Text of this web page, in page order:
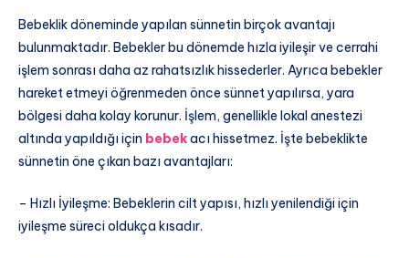
Bebeklik döneminde yapılan sünnetin birçok avantajı
bulunmaktadır. Bebekler bu dönemde hızla iyileşir ve cerrahi
işlem sonrası daha az rahatsızlık hissederler. Ayrıca bebekler
hareket etmeyi öğrenmeden önce sünnet yapılırsa, yara
bölgesi daha kolay korunur. İşlem, genellikle lokal anestezi
altında yapıldığı için bebekacı hissetmez. İşte bebeklikte
sünnetin öne çıkan bazı avantajları:
– Hızlı İyileşme: Bebeklerin cilt yapısı, hızlı yenilendiği için
iyileşme süreci oldukça kısadır.